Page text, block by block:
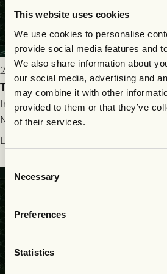
This website uses cookies
We use cookies to personalise
provide social media features and
We also share information about
our social media, advertising and
may combine it with other
provided to them or that they’ve
of their services.
Selection
Necessary
Preferences
Statistics
2026-07-22 19:00
Truppen till GAIS - FC
Imorgon torsdag spelar GAIS herrar
Nordsjælland på Gamla Ullevi med
Holmberg och ledarstaben har tagit ut
matchen:
Läs mer